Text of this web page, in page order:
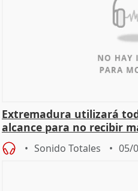
Extremadura utilizará
alcance para no recibir
Sonido Totales 05/